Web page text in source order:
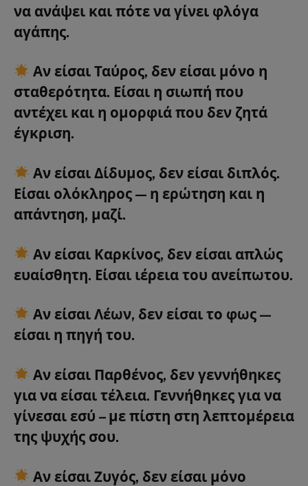
να ανάψει και πότε να γίνει φλόγα
αγάπης.
Αν είσαιΤαύρος, δεν είσαι μόνο η
σταθερότητα. Είσαι η σιωπή που
αντέχει και η ομορφιά που δεν ζητά
έγκριση.
Αν είσαιΔίδυμος, δεν είσαι διπλός.
Είσαι ολόκληρος — η ερώτηση και η
απάντηση, μαζί.
Αν είσαι Καρκίνος, δεν είσαι απλώς
ευαίσθητη. Είσαι ιέρεια του ανείπωτου.
Αν είσαιΛέων, δεν είσαι το φως —
είσαι η πηγή του.
Αν είσαι Παρθένος, δεν γεννήθηκες
για να είσαι τέλεια. Γεννήθηκες για να
γίνεσαι εσύ – με πίστη στη λεπτομέρεια
της ψυχής σου.
Αν είσαιΖυγός, δεν είσαι μόνο